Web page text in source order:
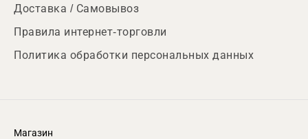
Доставка / Самовывоз
Правила интернет-торговли
Политика обработки персональных данных
Магазин